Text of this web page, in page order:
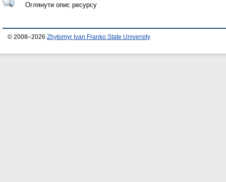
Оглянути опис ресурсу
© 2008–2026 Zhytomyr Ivan Franko State University